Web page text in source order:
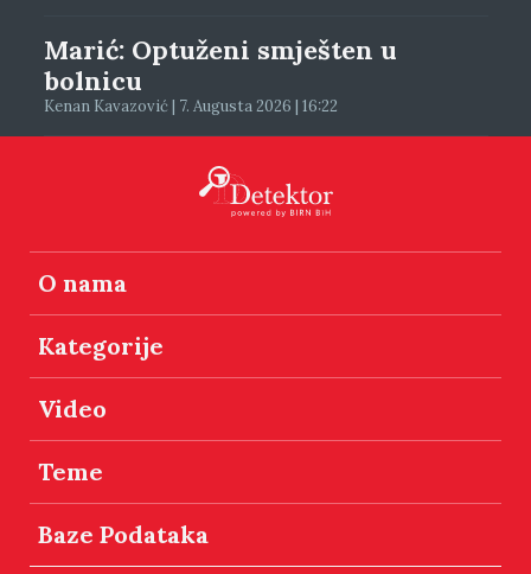
Marić: Optuženi smješten u
bolnicu
Kenan Kavazović | 7. Augusta 2026 | 16:22
O nama
Kategorije
Video
Teme
Baze Podataka